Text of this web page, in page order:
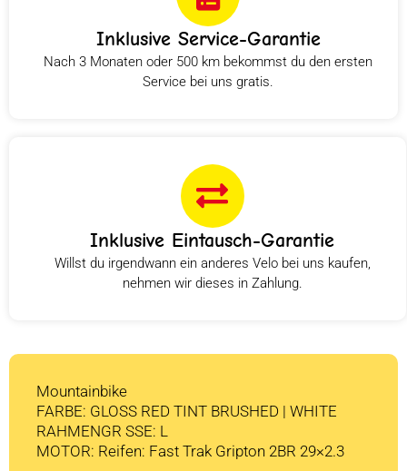
Inklusive Service-Garantie
Nach 3 Monaten oder 500 km bekommst du den ersten
Service bei uns gratis.
Inklusive Eintausch-Garantie
Willst du irgendwann ein anderes Velo bei uns kaufen,
nehmen wir dieses in Zahlung.
Mountainbike
FARBE: GLOSS RED TINT BRUSHED | WHITE
RAHMENGR SSE: L
MOTOR: Reifen: Fast Trak Gripton 2BR 29×2.3